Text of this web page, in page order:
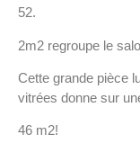
52.
2m2 regroupe le
Cette grande pièce
vitrées donne sur
46 m2!